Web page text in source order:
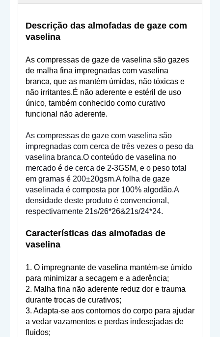
Descrição das almofadas de gaze com
vaselina
As compressas de gaze de vaselina são gazes
de malha fina impregnadas com vaselina
branca, que as mantém úmidas, não tóxicas e
não irritantes.É não aderente e estéril de uso
único, também conhecido como curativo
funcional não aderente.
As compressas de gaze com vaselina são
impregnadas com cerca de três vezes o peso da
vaselina branca.O conteúdo de vaselina no
mercado é de cerca de 2-3GSM, e o peso total
em gramas é 200±20gsm.A folha de gaze
vaselinada é composta por 100% algodão.A
densidade deste produto é convencional,
respectivamente 21s/26*26&21s/24*24.
Características das almofadas de
vaselina
1. O impregnante de vaselina mantém-se úmido
para minimizar a secagem e a aderência;
2. Malha fina não aderente reduz dor e trauma
durante trocas de curativos;
3. Adapta-se aos contornos do corpo para ajudar
a vedar vazamentos e perdas indesejadas de
fluidos;